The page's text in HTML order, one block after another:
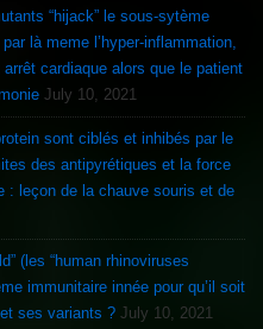
“hijack” le sous-sytème
là meme l’hyper-inflammation,
cardiaque alors que le patient
July 10, 2021
sont ciblés et inhibés par le
des antipyrétiques et la force
: leçon de la chauve souris et de
(les “human rhinoviruses
immunitaire innée pour qu’il soit
ses variants ? July 10, 2021